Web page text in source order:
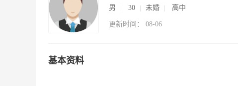
男 30 未婚 高中
更新时间： 08-06
基本资料